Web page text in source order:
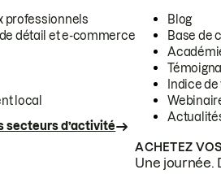
professionnels
détail et e-commerce
local
secteurs d’activité
Blog
Base de
Indice
ACHETEZ
Une journée.